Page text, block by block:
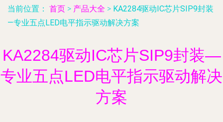
当前位置： 首页 > 产品大全 > KA2284驱动IC芯片SIP9封装
—专业五点LED电平指示驱动解决方案
KA2284驱动IC芯片SIP9封装—
专业五点LED电平指示驱动解决
方案